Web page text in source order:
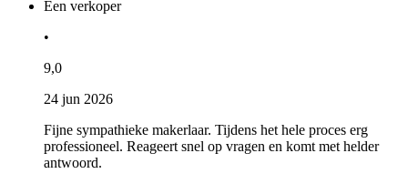
Een verkoper
•
9,0
24 jun 2026
Fijne sympathieke makerlaar. Tijdens het hele proces erg
professioneel. Reageert snel op vragen en komt met helder
antwoord.